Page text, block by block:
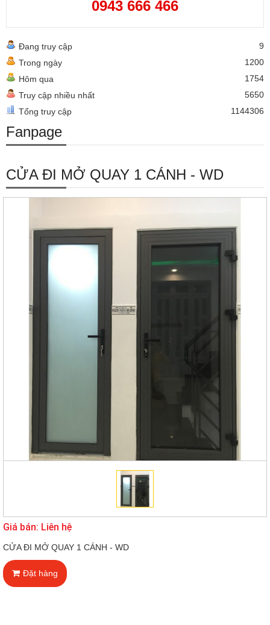
0943 666 466
Đang truy cập
9
Trong ngày
1200
Hôm qua
1754
Truy cập nhiều nhất
5650
Tổng truy cập
1144306
Fanpage
CỬA ĐI MỞ QUAY 1 CÁNH - WD
Giá bán: Liên hệ
CỬA ĐI MỞ QUAY 1 CÁNH - WD
Đặt hàng